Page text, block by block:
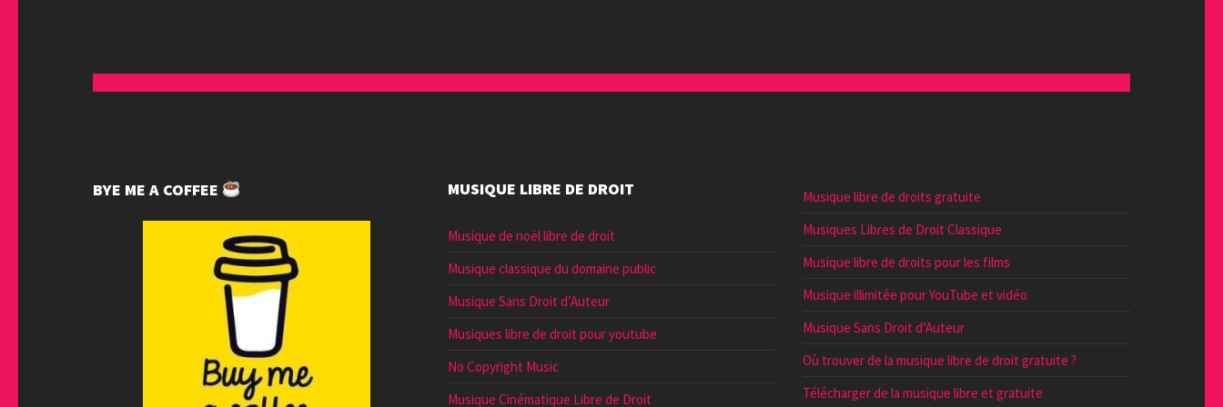
BYE ME A COFFEE MUSIQUE LIBRE DE DROIT
Musique de noël libre de droit
Musique classique du domaine public
Musique Sans Droit d’Auteur
Musiques libre de droit pour youtube
No Copyright Music
Musique Cinématique Libre de Droit
Musique libre de droits gratuite
Musiques Libres de Droit Classique
Musique libre de droits pour les films
Musique illimitée pour YouTube et vidéo
Musique Sans Droit d’Auteur
Où trouver de la musique libre de droit gratuite ?
Télécharger de la musique libre et gratuite